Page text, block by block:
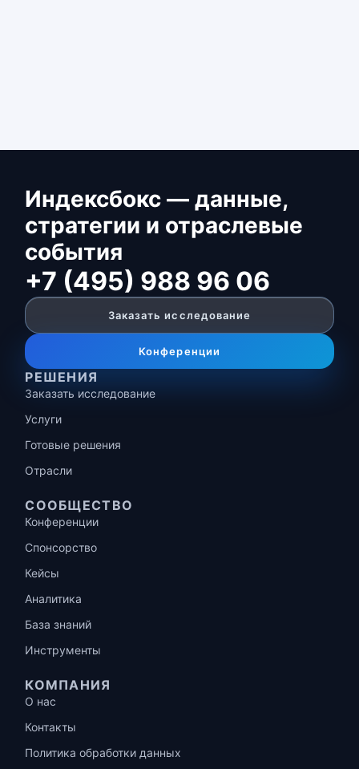
Индексбокс — данные,
стратегии и отраслевые
события
+7 (495) 988 96 06
Заказать исследование
Конференции
РЕШЕНИЯ
Заказать исследование
Услуги
Готовые решения
Отрасли
СООБЩЕСТВО
Конференции
Спонсорство
Кейсы
Аналитика
База знаний
Инструменты
КОМПАНИЯ
О нас
Контакты
Политика обработки данных